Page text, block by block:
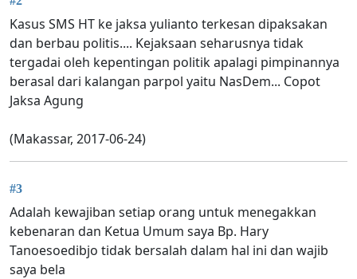
Kasus SMS HT ke jaksa yulianto terkesan dipaksakan
dan berbau politis.... Kejaksaan seharusnya tidak
tergadai oleh kepentingan politik apalagi pimpinannya
berasal dari kalangan parpol yaitu NasDem... Copot
Jaksa Agung
(Makassar, 2017-06-24)
#3
Adalah kewajiban setiap orang untuk menegakkan
kebenaran dan Ketua Umum saya Bp. Hary
Tanoesoedibjo tidak bersalah dalam hal ini dan wajib
saya bela